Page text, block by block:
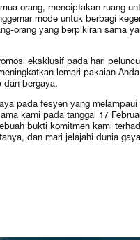
orang, menciptakan ruang
mode untuk berbagi
orang yang berpikiran sama
eksklusif pada hari
lemari pakaian
dan bergaya.
pada fesyen yang
kami pada tanggal 17
bukti komitmen kami
dan mari jelajahi dunia